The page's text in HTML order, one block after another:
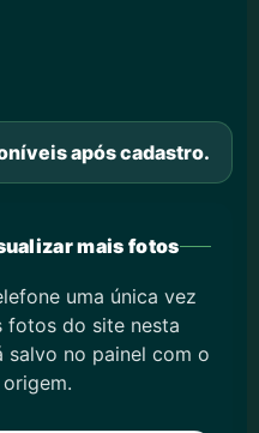
após cadastro.
mais fotos
uma única vez
fotos do site nesta
salvo no painel com o